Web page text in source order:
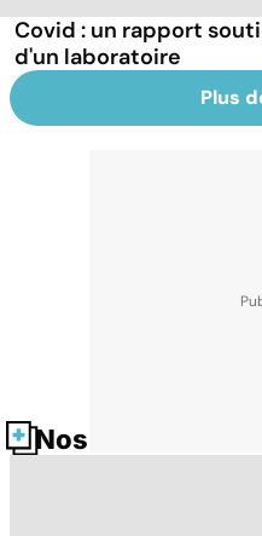
Covid : un rapport
d'un laboratoire
Plus
Nos fiches santé